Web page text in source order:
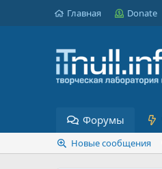
Главная Donate
Форумы
Новые сообщения